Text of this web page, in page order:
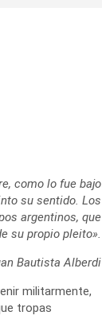
como lo fue bajo
su sentido. Los
argentinos, que
su propio pleito».
Bautista Alberdi
militarmente,
tropas